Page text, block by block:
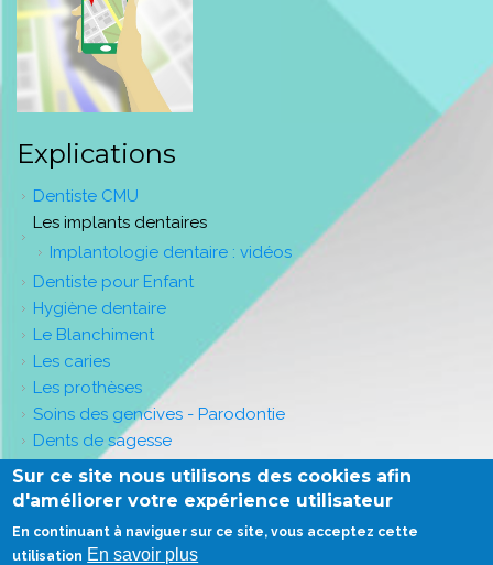
Explications
Dentiste CMU
Les implants dentaires
Implantologie dentaire : vidéos
Dentiste pour Enfant
Hygiène dentaire
Le Blanchiment
Les caries
Les prothèses
Soins des gencives - Parodontie
Dents de sagesse
Vidéos pédagogiques
Vidéos "vos dents à tout age"
Sur ce site nous utilisons des cookies afin
d'améliorer votre expérience utilisateur
En continuant à naviguer sur ce site, vous acceptez cette
utilisation En savoir plus